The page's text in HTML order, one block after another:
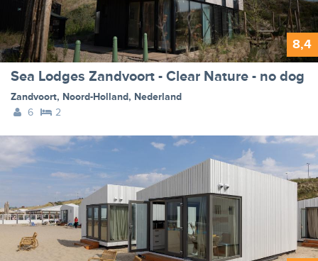
8,4
Sea Lodges Zandvoort - Clear Nature - no dog
Zandvoort, Noord-Holland, Nederland
6
2